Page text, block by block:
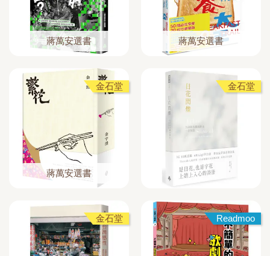
蔣萬安選書 蔣萬安選書
金石堂
蔣萬安選書
金石堂
金石堂 Readmoo